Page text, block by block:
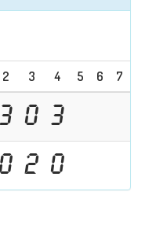
2 3 4 5 6 7
3 0 3
0 2 0